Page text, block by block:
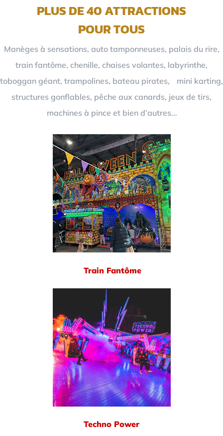
PLUS DE 40 ATTRACTIONS
POUR TOUS
Manèges à sensations, auto tamponneuses, palais du rire,
train fantôme, chenille, chaises volantes, labyrinthe,
toboggan géant, trampolines, bateau pirates, mini karting,
structures gonflables, pêche aux canards, jeux de tirs,
machines à pince et bien d’autres…
Train Fantôme
Techno Power